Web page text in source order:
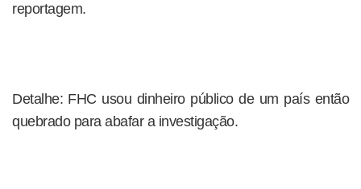
reportagem.
Detalhe: FHC usou dinheiro público de um país então
quebrado para abafar a investigação.